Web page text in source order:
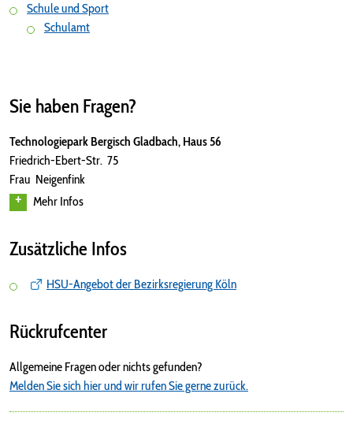
Schule und Sport
Schulamt
Sie haben Fragen?
Technologiepark Bergisch Gladbach, Haus 56
Friedrich-Ebert-Str. 75
Frau Neigenfink
Mehr Infos
Zusätzliche Infos
HSU-Angebot der Bezirksregierung Köln
Rückrufcenter
Allgemeine Fragen oder nichts gefunden?
Melden Sie sich hier und wir rufen Sie gerne zurück.